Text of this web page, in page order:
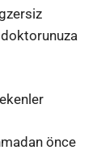
doktorunuza
önce